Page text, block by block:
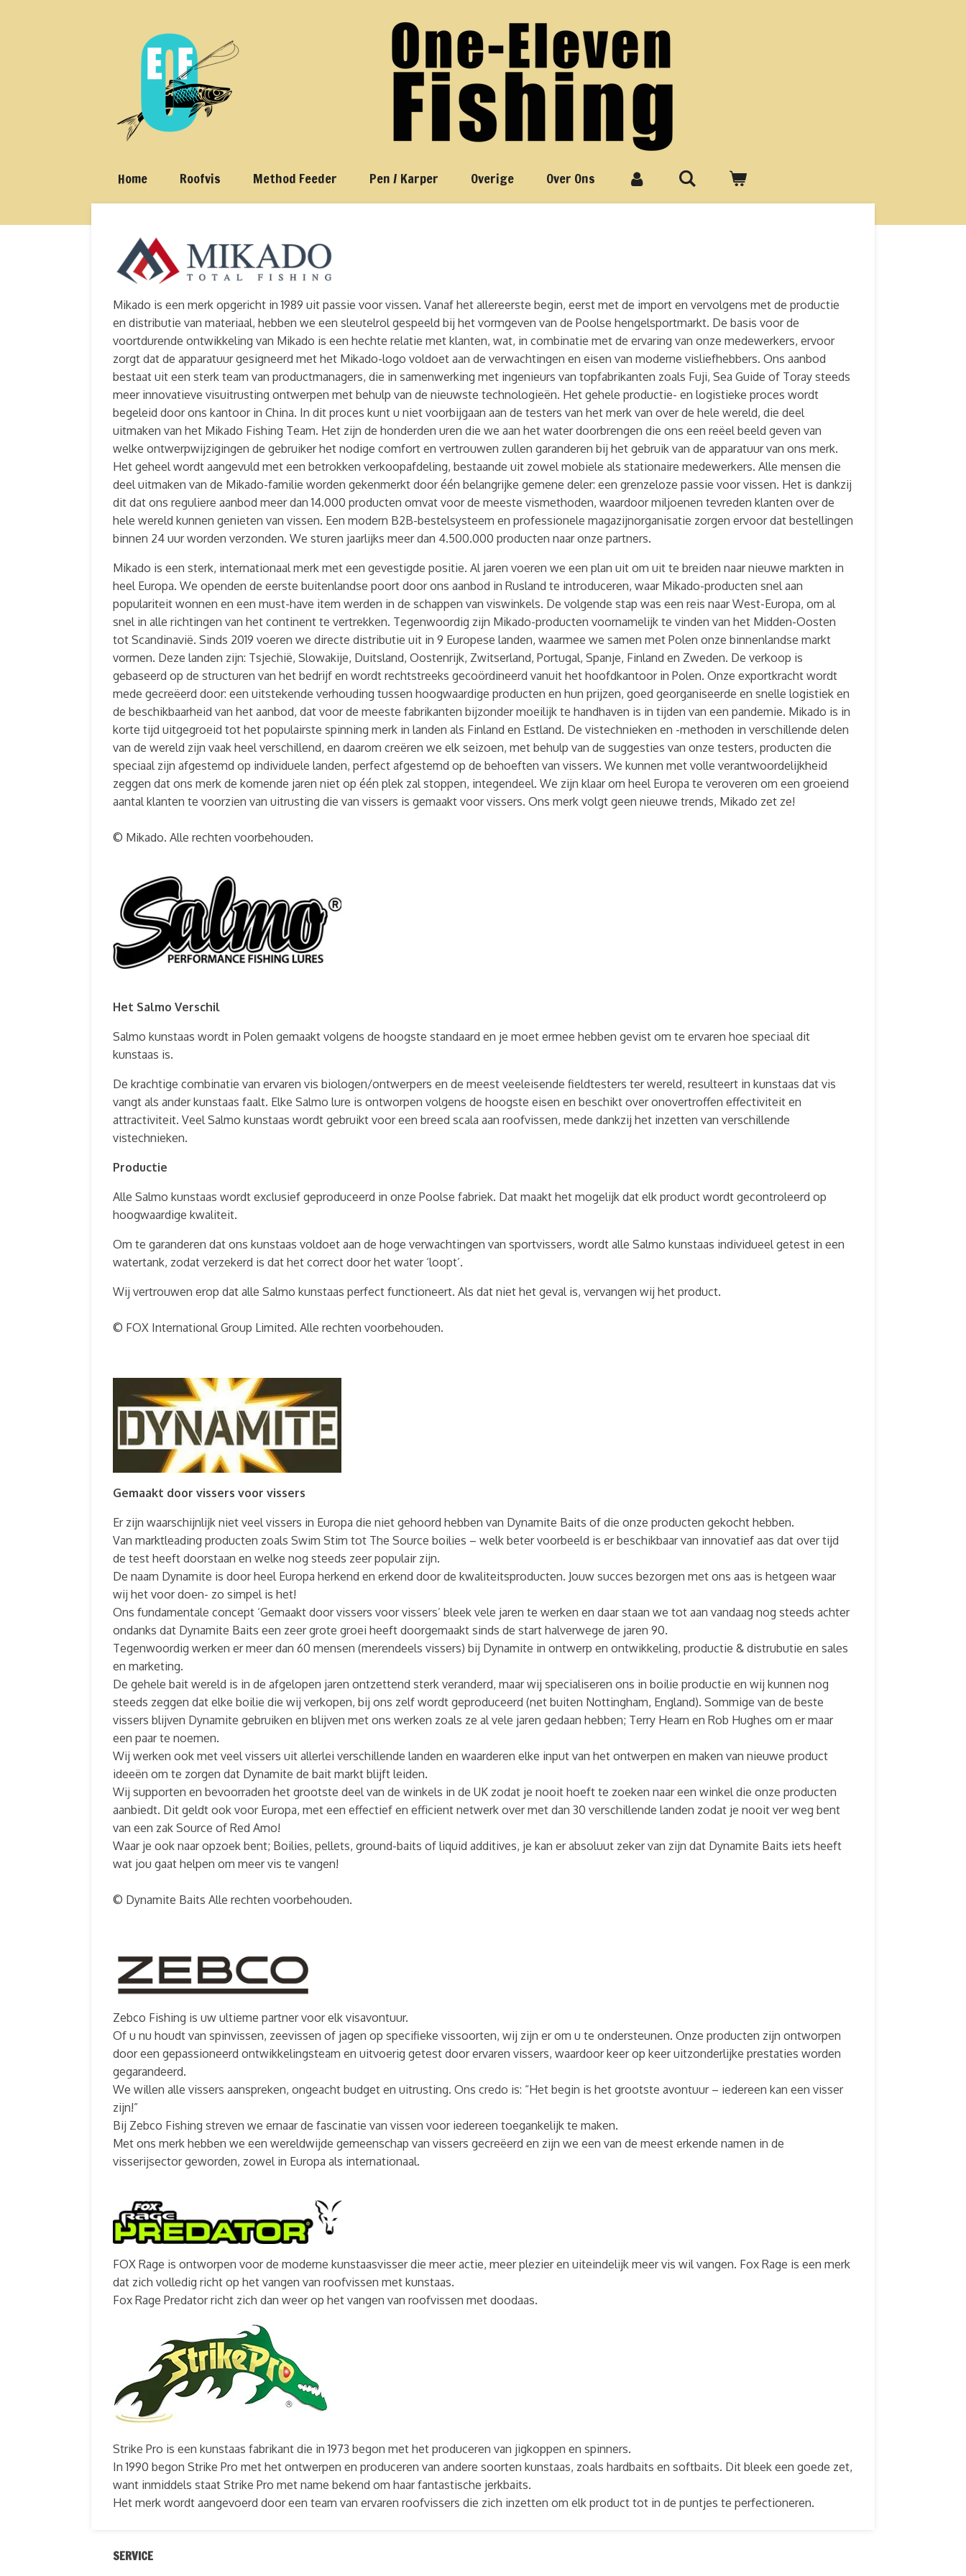
Home Roofvis Method Feeder Pen / Karper Overige Over Ons
Mikado is een merk opgericht in 1989 uit passie voor vissen. Vanaf het allereerste begin, eerst met de import en vervolgens met de productie
en distributie van materiaal, hebben we een sleutelrol gespeeld bij het vormgeven van de Poolse hengelsportmarkt. De basis voor de
voortdurende ontwikkeling van Mikado is een hechte relatie met klanten, wat, in combinatie met de ervaring van onze medewerkers, ervoor
zorgt dat de apparatuur gesigneerd met het Mikado-logo voldoet aan de verwachtingen en eisen van moderne visliefhebbers. Ons aanbod
bestaat uit een sterk team van productmanagers, die in samenwerking met ingenieurs van topfabrikanten zoals Fuji, Sea Guide of Toray steeds
meer innovatieve visuitrusting ontwerpen met behulp van de nieuwste technologieën. Het gehele productie- en logistieke proces wordt
begeleid door ons kantoor in China. In dit proces kunt u niet voorbijgaan aan de testers van het merk van over de hele wereld, die deel
uitmaken van het Mikado Fishing Team. Het zijn de honderden uren die we aan het water doorbrengen die ons een reëel beeld geven van
welke ontwerpwijzigingen de gebruiker het nodige comfort en vertrouwen zullen garanderen bij het gebruik van de apparatuur van ons merk.
Het geheel wordt aangevuld met een betrokken verkoopafdeling, bestaande uit zowel mobiele als stationaire medewerkers. Alle mensen die
deel uitmaken van de Mikado-familie worden gekenmerkt door één belangrijke gemene deler: een grenzeloze passie voor vissen. Het is dankzij
dit dat ons reguliere aanbod meer dan 14.000 producten omvat voor de meeste vismethoden, waardoor miljoenen tevreden klanten over de
hele wereld kunnen genieten van vissen. Een modern B2B-bestelsysteem en professionele magazijnorganisatie zorgen ervoor dat bestellingen
binnen 24 uur worden verzonden. We sturen jaarlijks meer dan 4.500.000 producten naar onze partners.
Mikado is een sterk, internationaal merk met een gevestigde positie. Al jaren voeren we een plan uit om uit te breiden naar nieuwe markten in
heel Europa. We openden de eerste buitenlandse poort door ons aanbod in Rusland te introduceren, waar Mikado-producten snel aan
populariteit wonnen en een must-have item werden in de schappen van viswinkels. De volgende stap was een reis naar West-Europa, om al
snel in alle richtingen van het continent te vertrekken. Tegenwoordig zijn Mikado-producten voornamelijk te vinden van het Midden-Oosten
tot Scandinavië. Sinds 2019 voeren we directe distributie uit in 9 Europese landen, waarmee we samen met Polen onze binnenlandse markt
vormen. Deze landen zijn: Tsjechië, Slowakije, Duitsland, Oostenrijk, Zwitserland, Portugal, Spanje, Finland en Zweden. De verkoop is
gebaseerd op de structuren van het bedrijf en wordt rechtstreeks gecoördineerd vanuit het hoofdkantoor in Polen. Onze exportkracht wordt
mede gecreëerd door: een uitstekende verhouding tussen hoogwaardige producten en hun prijzen, goed georganiseerde en snelle logistiek en
de beschikbaarheid van het aanbod, dat voor de meeste fabrikanten bijzonder moeilijk te handhaven is in tijden van een pandemie. Mikado is in
korte tijd uitgegroeid tot het populairste spinning merk in landen als Finland en Estland. De vistechnieken en -methoden in verschillende delen
van de wereld zijn vaak heel verschillend, en daarom creëren we elk seizoen, met behulp van de suggesties van onze testers, producten die
speciaal zijn afgestemd op individuele landen, perfect afgestemd op de behoeften van vissers. We kunnen met volle verantwoordelijkheid
zeggen dat ons merk de komende jaren niet op één plek zal stoppen, integendeel. We zijn klaar om heel Europa te veroveren om een groeiend
aantal klanten te voorzien van uitrusting die van vissers is gemaakt voor vissers. Ons merk volgt geen nieuwe trends, Mikado zet ze!
© Mikado. Alle rechten voorbehouden.
Het Salmo Verschil
Salmo kunstaas wordt in Polen gemaakt volgens de hoogste standaard en je moet ermee hebben gevist om te ervaren hoe speciaal dit
kunstaas is.
De krachtige combinatie van ervaren vis biologen/ontwerpers en de meest veeleisende fieldtesters ter wereld, resulteert in kunstaas dat vis
vangt als ander kunstaas faalt. Elke Salmo lure is ontworpen volgens de hoogste eisen en beschikt over onovertroffen effectiviteit en
attractiviteit. Veel Salmo kunstaas wordt gebruikt voor een breed scala aan roofvissen, mede dankzij het inzetten van verschillende
vistechnieken.
Productie
Alle Salmo kunstaas wordt exclusief geproduceerd in onze Poolse fabriek. Dat maakt het mogelijk dat elk product wordt gecontroleerd op
hoogwaardige kwaliteit.
Om te garanderen dat ons kunstaas voldoet aan de hoge verwachtingen van sportvissers, wordt alle Salmo kunstaas individueel getest in een
watertank, zodat verzekerd is dat het correct door het water ‘loopt’.
Wij vertrouwen erop dat alle Salmo kunstaas perfect functioneert. Als dat niet het geval is, vervangen wij het product.
© FOX International Group Limited. Alle rechten voorbehouden.
Gemaakt door vissers voor vissers
Er zijn waarschijnlijk niet veel vissers in Europa die niet gehoord hebben van Dynamite Baits of die onze producten gekocht hebben.
Van marktleading producten zoals Swim Stim tot The Source boilies – welk beter voorbeeld is er beschikbaar van innovatief aas dat over tijd
de test heeft doorstaan en welke nog steeds zeer populair zijn.
De naam Dynamite is door heel Europa herkend en erkend door de kwaliteitsproducten. Jouw succes bezorgen met ons aas is hetgeen waar
wij het voor doen- zo simpel is het!
Ons fundamentale concept ‘Gemaakt door vissers voor vissers’ bleek vele jaren te werken en daar staan we tot aan vandaag nog steeds achter
ondanks dat Dynamite Baits een zeer grote groei heeft doorgemaakt sinds de start halverwege de jaren 90.
Tegenwoordig werken er meer dan 60 mensen (merendeels vissers) bij Dynamite in ontwerp en ontwikkeling, productie & distrubutie en sales
en marketing.
De gehele bait wereld is in de afgelopen jaren ontzettend sterk veranderd, maar wij specialiseren ons in boilie productie en wij kunnen nog
steeds zeggen dat elke boilie die wij verkopen, bij ons zelf wordt geproduceerd (net buiten Nottingham, England). Sommige van de beste
vissers blijven Dynamite gebruiken en blijven met ons werken zoals ze al vele jaren gedaan hebben; Terry Hearn en Rob Hughes om er maar
een paar te noemen.
Wij werken ook met veel vissers uit allerlei verschillende landen en waarderen elke input van het ontwerpen en maken van nieuwe product
ideeën om te zorgen dat Dynamite de bait markt blijft leiden.
Wij supporten en bevoorraden het grootste deel van de winkels in de UK zodat je nooit hoeft te zoeken naar een winkel die onze producten
aanbiedt. Dit geldt ook voor Europa, met een effectief en efficient netwerk over met dan 30 verschillende landen zodat je nooit ver weg bent
van een zak Source of Red Amo!
Waar je ook naar opzoek bent; Boilies, pellets, ground-baits of liquid additives, je kan er absoluut zeker van zijn dat Dynamite Baits iets heeft
wat jou gaat helpen om meer vis te vangen!
© Dynamite Baits Alle rechten voorbehouden.
Zebco Fishing is uw ultieme partner voor elk visavontuur.
Of u nu houdt van spinvissen, zeevissen of jagen op specifieke vissoorten, wij zijn er om u te ondersteunen. Onze producten zijn ontworpen
door een gepassioneerd ontwikkelingsteam en uitvoerig getest door ervaren vissers, waardoor keer op keer uitzonderlijke prestaties worden
gegarandeerd.
We willen alle vissers aanspreken, ongeacht budget en uitrusting. Ons credo is: “Het begin is het grootste avontuur – iedereen kan een visser
zijn!”
Bij Zebco Fishing streven we ernaar de fascinatie van vissen voor iedereen toegankelijk te maken.
Met ons merk hebben we een wereldwijde gemeenschap van vissers gecreëerd en zijn we een van de meest erkende namen in de
visserijsector geworden, zowel in Europa als internationaal.
FOX Rage is ontworpen voor de moderne kunstaasvisser die meer actie, meer plezier en uiteindelijk meer vis wil vangen. Fox Rage is een merk
dat zich volledig richt op het vangen van roofvissen met kunstaas.
Fox Rage Predator richt zich dan weer op het vangen van roofvissen met doodaas.
Strike Pro is een kunstaas fabrikant die in 1973 begon met het produceren van jigkoppen en spinners.
In 1990 begon Strike Pro met het ontwerpen en produceren van andere soorten kunstaas, zoals hardbaits en softbaits. Dit bleek een goede zet,
want inmiddels staat Strike Pro met name bekend om haar fantastische jerkbaits.
Het merk wordt aangevoerd door een team van ervaren roofvissers die zich inzetten om elk product tot in de puntjes te perfectioneren.
SERVICE